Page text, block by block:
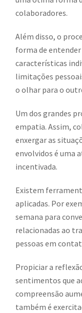
colaboradores.
Além disso, o
forma de
características
limitações
o olhar para o
Um dos grandes
empatia. Assim,
enxergar as
envolvidos é uma
incentivada.
Existem
aplicadas. Por
semana para
relacionadas ao
pessoas em
Propiciar a
sentimentos que
compreensão
também é